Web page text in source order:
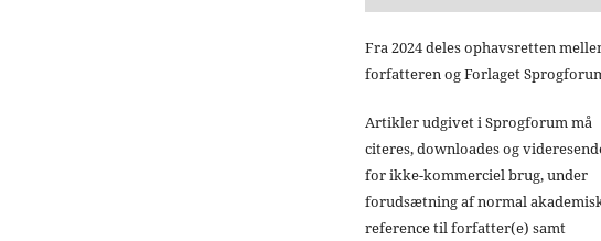
Fra 2024 deles ophavsretten
forfatteren og Forlaget
Artikler udgivet i Sprogforum må
citeres, downloades og
for ikke-kommerciel brug, under
forudsætning af normal
reference til forfatter(e) samt